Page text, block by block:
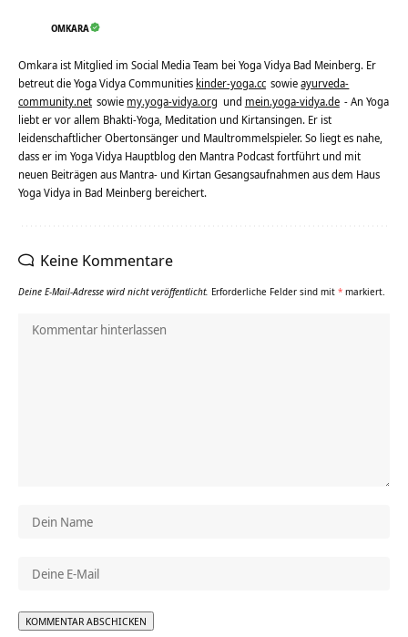
OMKARA
Omkara ist Mitglied im Social Media Team bei Yoga Vidya Bad Meinberg. Er
betreut die Yoga Vidya Communities kinder-yoga.cc sowieayurveda-
community.net sowie my.yoga-vidya.org und mein.yoga-vidya.de - An Yoga
liebt er vor allem Bhakti-Yoga, Meditation und Kirtansingen. Er ist
leidenschaftlicher Obertonsänger und Maultrommelspieler. So liegt es nahe,
dass er im Yoga Vidya Hauptblog den Mantra Podcast fortführt und mit
neuen Beiträgen aus Mantra- und Kirtan Gesangsaufnahmen aus dem Haus
Yoga Vidya in Bad Meinberg bereichert.
Keine Kommentare
Deine E-Mail-Adresse wird nicht veröffentlicht. Erforderliche Felder sind mit * markiert.